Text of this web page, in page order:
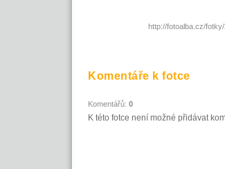
http://fotoalba.cz/
Komentáře k fotce
Komentářů: 0
K této fotce není možné přidávat